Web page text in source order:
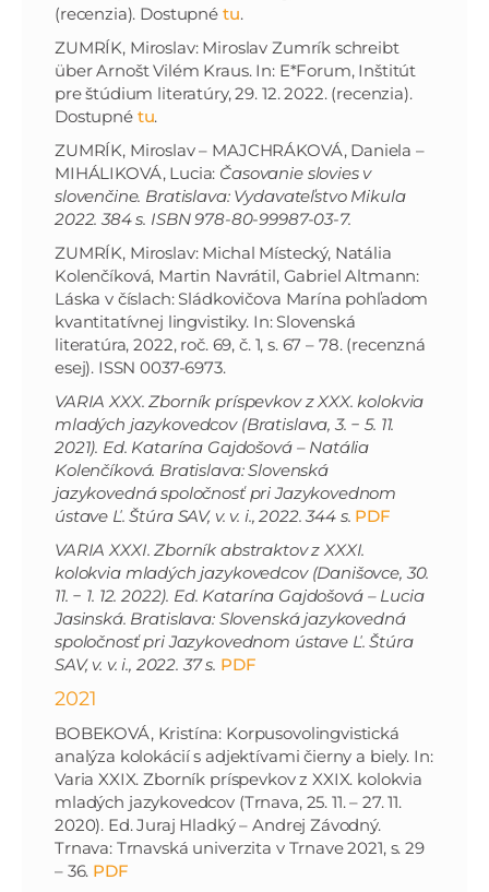
(recenzia). Dostupné tu.
ZUMRÍK, Miroslav: Miroslav Zumrík schreibt
über Arnošt Vilém Kraus. In: E*Forum, Inštitút
pre štúdium literatúry, 29. 12. 2022. (recenzia).
Dostupné tu.
ZUMRÍK, Miroslav – MAJCHRÁKOVÁ, Daniela –
MIHÁLIKOVÁ, Lucia: Časovanie slovies v
slovenčine. Bratislava: Vydavateľstvo Mikula
2022. 384 s. ISBN 978-80-99987-03-7.
ZUMRÍK, Miroslav: Michal Místecký, Natália
Kolenčíková, Martin Navrátil, Gabriel Altmann:
Láska v číslach: Sládkovičova Marína pohľadom
kvantitatívnej lingvistiky. In: Slovenská
literatúra, 2022, roč. 69, č. 1, s. 67 – 78. (recenzná
esej). ISSN 0037-6973.
VARIA XXX. Zborník príspevkov z XXX. kolokvia
mladých jazykovedcov (Bratislava, 3. − 5. 11.
2021). Ed. Katarína Gajdošová – Natália
Kolenčíková. Bratislava: Slovenská
jazykovedná spoločnosť pri Jazykovednom
ústave Ľ. Štúra SAV, v. v. i., 2022. 344 s. PDF
VARIA XXXI. Zborník abstraktov z XXXI.
kolokvia mladých jazykovedcov (Danišovce, 30.
11. − 1. 12. 2022). Ed. Katarína Gajdošová – Lucia
Jasinská. Bratislava: Slovenská jazykovedná
spoločnosť pri Jazykovednom ústave Ľ. Štúra
SAV, v. v. i., 2022. 37 s. PDF
2021
BOBEKOVÁ, Kristína: Korpusovolingvistická
analýza kolokácií s adjektívami čierny a biely. In:
Varia XXIX. Zborník príspevkov z XXIX. kolokvia
mladých jazykovedcov (Trnava, 25. 11. – 27. 11.
2020). Ed. Juraj Hladký – Andrej Závodný.
Trnava: Trnavská univerzita v Trnave 2021, s. 29
– 36. PDF